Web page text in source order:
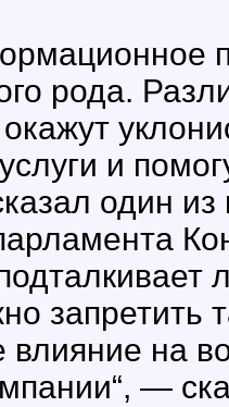
рода.
окажут
и
один
запретить
влияние на
—